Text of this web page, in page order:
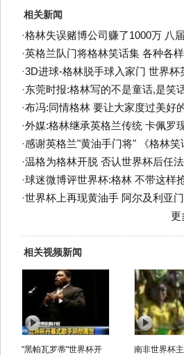
相关新闻
·格林失误赌博公司赚了1000万 八
·英格兰队门将格林笑话集 各种各
·3D进球-格林脱手球入家门 世界杯
·东莞时报:格林写的不是童话,是笑
·布冯:同情格林 要让大家度过美好
·外媒:格林继承英格兰传统 卡佩罗
·感谢英格兰"黄油手门将" 《格林笑
·温格为格林开脱 否认世界杯后任
·球迷微博评世界杯:格林 不带这样
·世界杯上再现黄油手 阿尔及利亚
更
相关视频新闻
"黑帕瓦罗蒂"世界杯开
南非世界杯